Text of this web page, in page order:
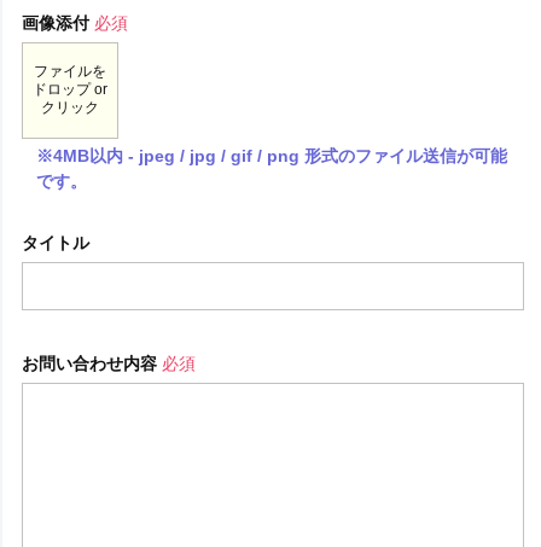
画像添付 必須
ファイルを
ドロップ or
クリック
※4MB以内 - jpeg / jpg / gif / png 形式のファイル送信が可能
です。
タイトル
お問い合わせ内容 必須